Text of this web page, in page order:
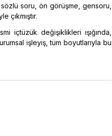
soru, ön görüşme, gensoru,
çıkmıştır.
içtüzük değişiklikleri ışığında,
işleyiş, tüm boyutlarıyla bu